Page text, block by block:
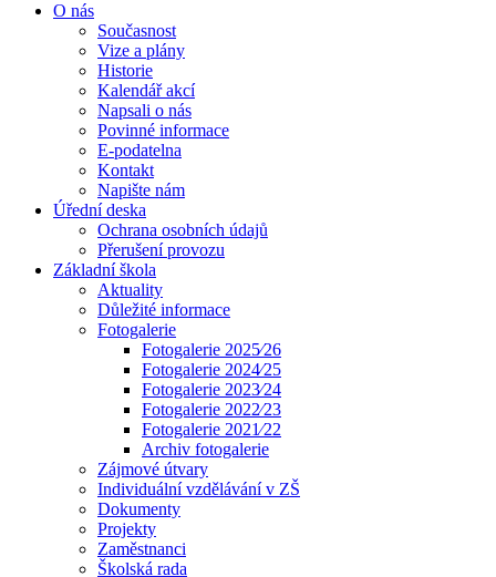
O nás
Současnost
Vize a plány
Historie
Kalendář akcí
Napsali o nás
Povinné informace
E-podatelna
Kontakt
Napište nám
Úřední deska
Ochrana osobních údajů
Přerušení provozu
Základní škola
Aktuality
Důležité informace
Fotogalerie
Fotogalerie 2025⁄26
Fotogalerie 2024⁄25
Fotogalerie 2023⁄24
Fotogalerie 2022⁄23
Fotogalerie 2021⁄22
Archiv fotogalerie
Zájmové útvary
Individuální vzdělávání v ZŠ
Dokumenty
Projekty
Zaměstnanci
Školská rada